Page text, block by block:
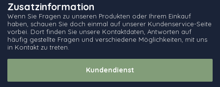
Zusatzinformation
Wenn Sie Fragen zu unseren Produkten oder Ihrem Einkauf
haben, schauen Sie doch einmal auf unserer Kundenservice-Seite
vorbei. Dort finden Sie unsere Kontaktdaten, Antworten auf
häufig gestellte Fragen und verschiedene Möglichkeiten, mit uns
in Kontakt zu treten.
Kundendienst